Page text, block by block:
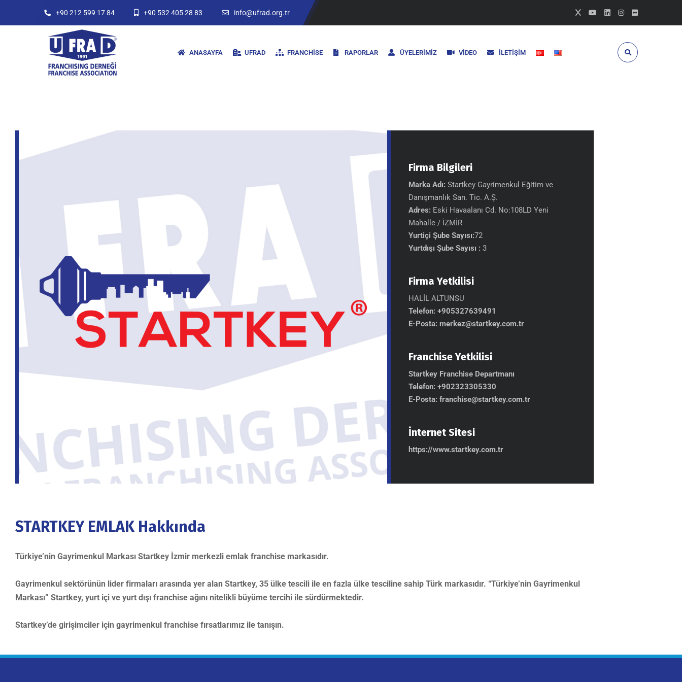
+90 212 599 17 84 +90 532 405 28 83 info@ufrad.org.tr
ANASAYFA UFRAD FRANCHISE RAPORLAR ÜYELERIMIZ VIDEO İLETIŞIM
Firma Bilgileri
Marka Adı:Startkey Gayrimenkul Eğitim ve
Danışmanlık San. Tic. A.Ş.
Adres:Eski Havaalanı Cd. No:108LD Yeni
Mahalle / İZMİR
Yurtiçi Şube Sayısı:72
Yurtdışı Şube Sayısı :3
Firma Yetkilisi
HALİL ALTUNSU
Telefon: +905327639491
E-Posta: merkez@startkey.com.tr
Franchise Yetkilisi
Startkey Franchise Departmanı
Telefon: +902323305330
E-Posta: franchise@startkey.com.tr
İnternet Sitesi
https://www.startkey.com.tr
STARTKEY EMLAK Hakkında
Türkiye’nin Gayrimenkul Markası Startkey İzmir merkezli emlak franchise markasıdır.
Gayrimenkul sektörünün lider firmaları arasında yer alan Startkey, 35 ülke tescili ile en fazla ülke tesciline sahip Türk markasıdır. “Türkiye’nin Gayrimenkul
Markası” Startkey, yurt içi ve yurt dışı franchise ağını nitelikli büyüme tercihi ile sürdürmektedir.
Startkey’de girişimciler için gayrimenkul franchise fırsatlarımız ile tanışın.